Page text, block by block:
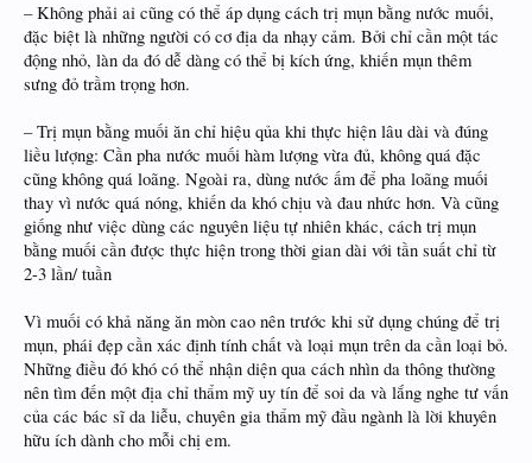
– Không phải ai cũng có thể áp dụng cách trị mụn bằng nước muối,
đặc biệt là những người có cơ địa da nhạy cảm. Bởi chỉ cần một tác
động nhỏ, làn da đó dễ dàng có thể bị kích ứng, khiến mụn thêm
sưng đỏ trầm trọng hơn.
– Trị mụn bằng muối ăn chỉ hiệu qủa khi thực hiện lâu dài và đúng
liều lượng: Cần pha nước muối hàm lượng vừa đủ, không quá đặc
cũng không quá loãng. Ngoài ra, dùng nước ấm để pha loãng muối
thay vì nước quá nóng, khiến da khó chịu và đau nhức hơn. Và cũng
giống như việc dùng các nguyên liệu tự nhiên khác, cách trị mụn
bằng muối cần được thực hiện trong thời gian dài với tần suất chỉ từ
2-3 lần/ tuần
Vì muối có khả năng ăn mòn cao nên trước khi sử dụng chúng để trị
mụn, phái đẹp cần xác định tính chất và loại mụn trên da cần loại bỏ.
Những điều đó khó có thể nhận diện qua cách nhìn da thông thường
nên tìm đến một địa chỉ thẩm mỹ uy tín để soi da và lắng nghe tư vấn
của các bác sĩ da liễu, chuyên gia thẩm mỹ đầu ngành là lời khuyên
hữu ích dành cho mỗi chị em.